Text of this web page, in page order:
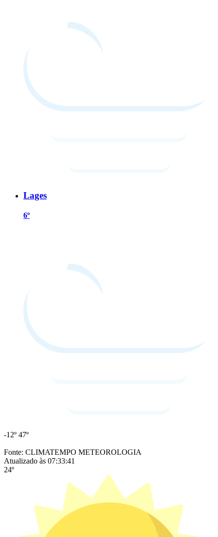
Lages
6º
-12º 47º
Fonte: CLIMATEMPO METEOROLOGIA
Atualizado às 07:33:41
24º